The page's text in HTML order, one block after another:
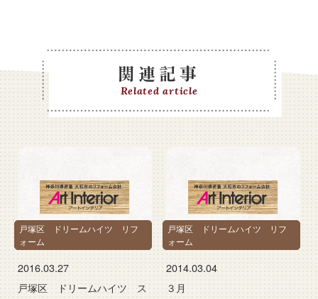
関連記事
Related article
戸塚区 ドリームハイツ リフ
ォーム
2016.03.27
戸塚区 ドリームハイツ ス
戸塚区 ドリームハイツ リフ
ォーム
2014.03.04
３月